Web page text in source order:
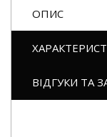
ОПИС
ВІДГУКИ ТА